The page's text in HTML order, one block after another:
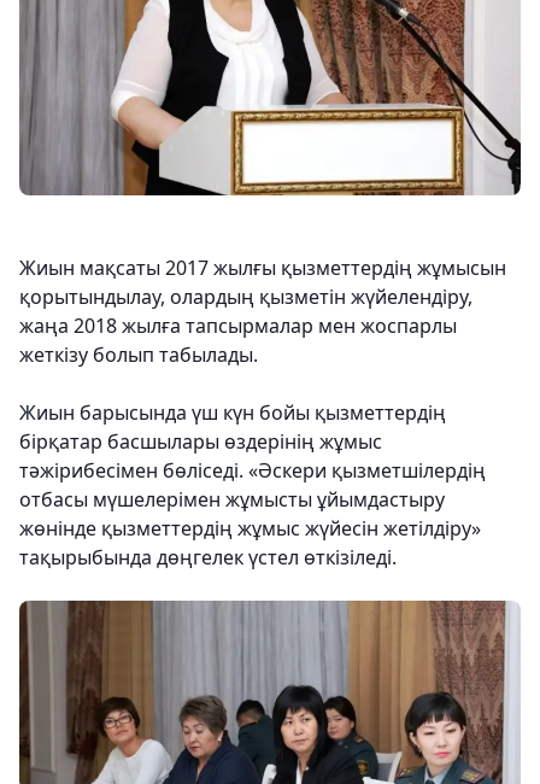
Жиын мақсаты 2017 жылғы қызметтердің жұмысын
қорытындылау, олардың қызметін жүйелендіру,
жаңа 2018 жылға тапсырмалар мен жоспарлы
жеткізу болып табылады.
Жиын барысында үш күн бойы қызметтердің
бірқатар басшылары өздерінің жұмыс
тәжірибесімен бөліседі. «Әскери қызметшілердің
отбасы мүшелерімен жұмысты ұйымдастыру
жөнінде қызметтердің жұмыс жүйесін жетілдіру»
тақырыбында дөңгелек үстел өткізіледі.